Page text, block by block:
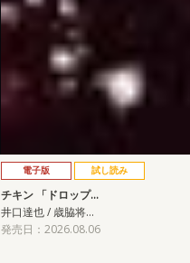
電子版 試し読み
チキン 「ドロップ…
井口達也 / 歳脇将…
発売日：2026.08.06